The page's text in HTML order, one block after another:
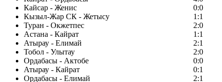
Кайсар - Женис
0:0
Кызыл-Жар СК - Жетысу
1:1
Туран - Окжетпес
2:0
Астана - Кайрат
1:1
Атырау - Елимай
2:1
Тобол - Улытау
2:0
Ордабасы - Актобе
0:0
Атырау - Кайрат
0:1
Ордабасы - Елимай
2:1